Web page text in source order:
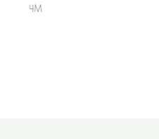
4M